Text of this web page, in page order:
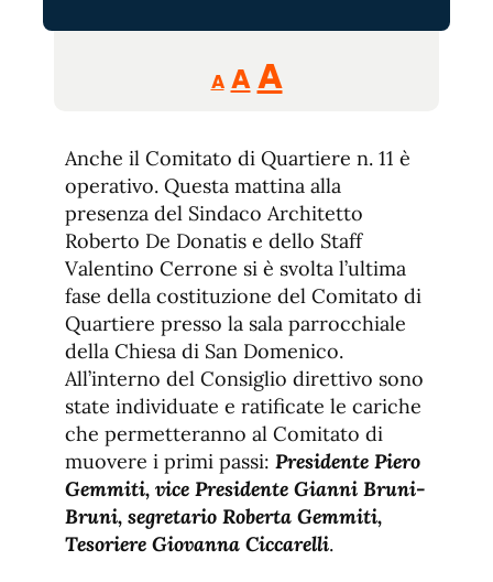
A
Reducir
tamaño
A Restablecer
de
fuente
AAumentar
de
fuente.
Anche il Comitato di Quartiere n. 11 è
operativo. Questa mattina alla
presenza del Sindaco Architetto
Roberto De Donatis e dello Staff
Valentino Cerrone si è svolta l’ultima
fase della costituzione del Comitato di
Quartiere presso la sala parrocchiale
della Chiesa di San Domenico.
All’interno del Consiglio direttivo sono
state individuate e ratificate le cariche
che permetteranno al Comitato di
muovere i primi passi: Presidente Piero
Gemmiti, vice Presidente Gianni Bruni-
Bruni, segretario Roberta Gemmiti,
Tesoriere Giovanna Ciccarelli.